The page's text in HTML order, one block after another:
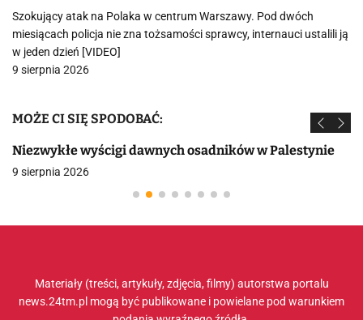
Szokujący atak na Polaka w centrum Warszawy. Pod dwóch
miesiącach policja nie zna tożsamości sprawcy, internauci ustalili ją
w jeden dzień [VIDEO]
9 sierpnia 2026
MOŻE CI SIĘ SPODOBAĆ:
Niezwykłe wyścigi dawnych osadników w Palestynie
9 sierpnia 2026
Materiały (treści, artykuły, zdjęcia, filmy) autorstwa portalu
news.24tm.pl mogą być publikowane i powielane pod warunkiem